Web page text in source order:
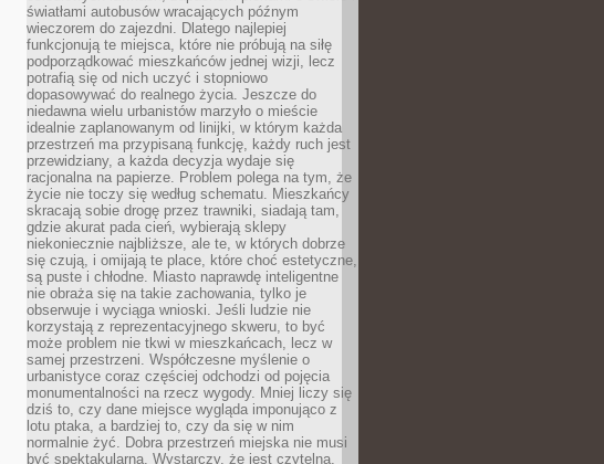
światłami autobusów wracających późnym
wieczorem do zajezdni. Dlatego najlepiej
funkcjonują te miejsca, które nie próbują na siłę
podporządkować mieszkańców jednej wizji, lecz
potrafią się od nich uczyć i stopniowo
dopasowywać do realnego życia. Jeszcze do
niedawna wielu urbanistów marzyło o mieście
idealnie zaplanowanym od linijki, w którym każda
przestrzeń ma przypisaną funkcję, każdy ruch jest
przewidziany, a każda decyzja wydaje się
racjonalna na papierze. Problem polega na tym, że
życie nie toczy się według schematu. Mieszkańcy
skracają sobie drogę przez trawniki, siadają tam,
gdzie akurat pada cień, wybierają sklepy
niekoniecznie najbliższe, ale te, w których dobrze
się czują, i omijają te place, które choć estetyczne,
są puste i chłodne. Miasto naprawdę inteligentne
nie obraża się na takie zachowania, tylko je
obserwuje i wyciąga wnioski. Jeśli ludzie nie
korzystają z reprezentacyjnego skweru, to być
może problem nie tkwi w mieszkańcach, lecz w
samej przestrzeni. Współczesne myślenie o
urbanistyce coraz częściej odchodzi od pojęcia
monumentalności na rzecz wygody. Mniej liczy się
dziś to, czy dane miejsce wygląda imponująco z
lotu ptaka, a bardziej to, czy da się w nim
normalnie żyć. Dobra przestrzeń miejska nie musi
być spektakularna. Wystarczy, że jest czytelna,